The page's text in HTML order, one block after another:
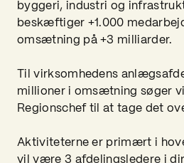
byggeri, industri og
beskæftiger +1.000
omsætning på +3 milliarder.
Til virksomhedens
millioner i omsætning søger
Regionschef til at tage det
Aktiviteterne er primært i
vil være 3 afdelingsledere i